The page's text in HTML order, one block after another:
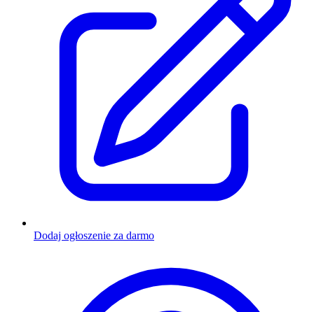
Dodaj ogłoszenie za darmo